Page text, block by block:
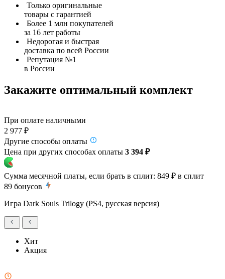
Только оригинальные
товары с гарантией
Более 1 млн покупателей
за 16 лет работы
Недорогая и быстрая
доставка по всей России
Репутация №1
в России
Закажите оптимальный комплект
При оплате наличными
2 977 ₽
Другие способы оплаты
Цена при других способах оплаты 3 394 ₽
Сумма месячной платы, если брать в сплит: 849 ₽ в сплит
89 бонусов
Игра Dark Souls Trilogy (PS4, русская версия)
Хит
Акция